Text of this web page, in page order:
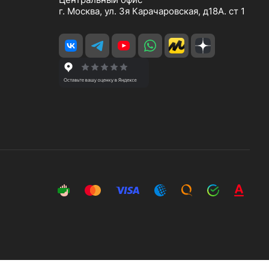
г. Москва, ул. 3я Карачаровская, д18А. ст 1